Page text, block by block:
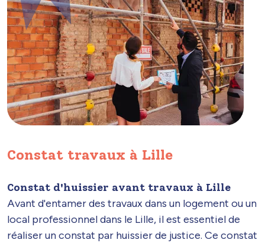
Constat travaux à Lille
Constat d'huissier avant travaux à Lille
Avant d'entamer des travaux dans un logement ou un
local professionnel dans le Lille, il est essentiel de
réaliser un constat par huissier de justice. Ce constat